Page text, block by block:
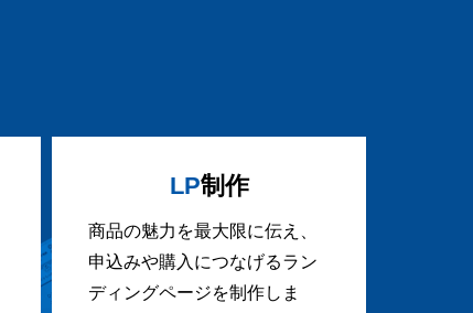
LP制作
商品の魅力を最大限に伝え、
申込みや購入につなげるラン
ディングページを制作しま